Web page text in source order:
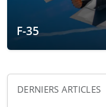
F-35
DERNIERS ARTICLES